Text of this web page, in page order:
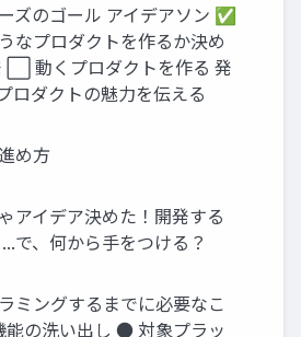
ズのゴール アイデアソン ✅
なプロダクトを作るか決め
⬜ 動くプロダクトを作る 発
ロダクトの魅⼒を伝える
め⽅
アイデア決めた！開発する
で、何から⼿をつける？
ミングするまでに必要なこ
の洗い出し ● 対象プラッ